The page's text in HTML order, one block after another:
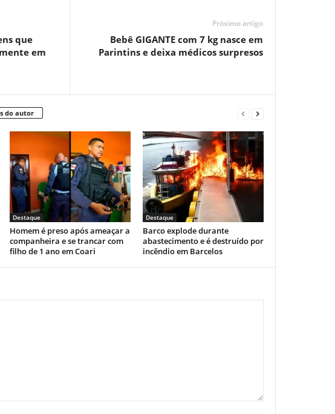
que
em
Próximo artigo
Bebê GIGANTE com 7 kg nasce em
Parintins e deixa médicos surpresos
do autor
Destaque
Homem é preso após ameaçar a
companheira e se trancar com
filho de 1 ano em Coari
Destaque
Barco explode durante
abastecimento e é destruído por
incêndio em Barcelos